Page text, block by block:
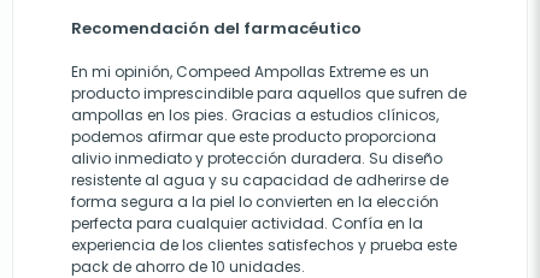
Recomendación del farmacéutico
En mi opinión, Compeed Ampollas Extreme es un
producto imprescindible para aquellos que sufren de
ampollas en los pies. Gracias a estudios clínicos,
podemos afirmar que este producto proporciona
alivio inmediato y protección duradera. Su diseño
resistente al agua y su capacidad de adherirse de
forma segura a la piel lo convierten en la elección
perfecta para cualquier actividad. Confía en la
experiencia de los clientes satisfechos y prueba este
pack de ahorro de 10 unidades.